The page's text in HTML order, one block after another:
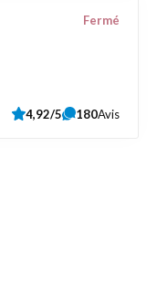
Fermé
4,92/5 180Avis